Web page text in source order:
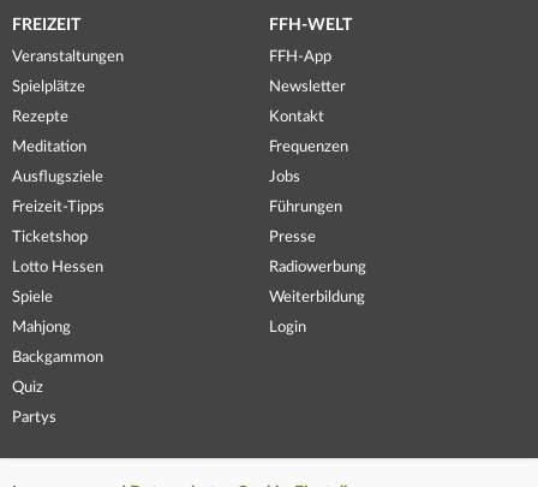
FREIZEIT
Veranstaltungen
Spielplätze
Rezepte
Meditation
Ausflugsziele
Freizeit-Tipps
Ticketshop
Lotto Hessen
Spiele
Mahjong
Backgammon
Quiz
Partys
FFH-WELT
FFH-App
Newsletter
Kontakt
Frequenzen
Jobs
Führungen
Presse
Radiowerbung
Weiterbildung
Login